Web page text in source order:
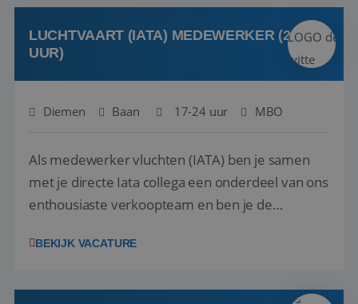
deze onderdelen zijn nu samen gevoegd...
LUCHTVAART (IATA) MEDEWERKER (24-32
UUR)
Diemen Baan 17-24 uur MBO
Als medewerker vluchten (IATA) ben je samen
met je directe Iata collega een onderdeel van ons
enthousiaste verkoopteam en ben je de
en tarieven waar je collega’s niet uitkomen.
kwaliteitsbewaking van alles wat met IATA te m...
BEKIJK VACATURE